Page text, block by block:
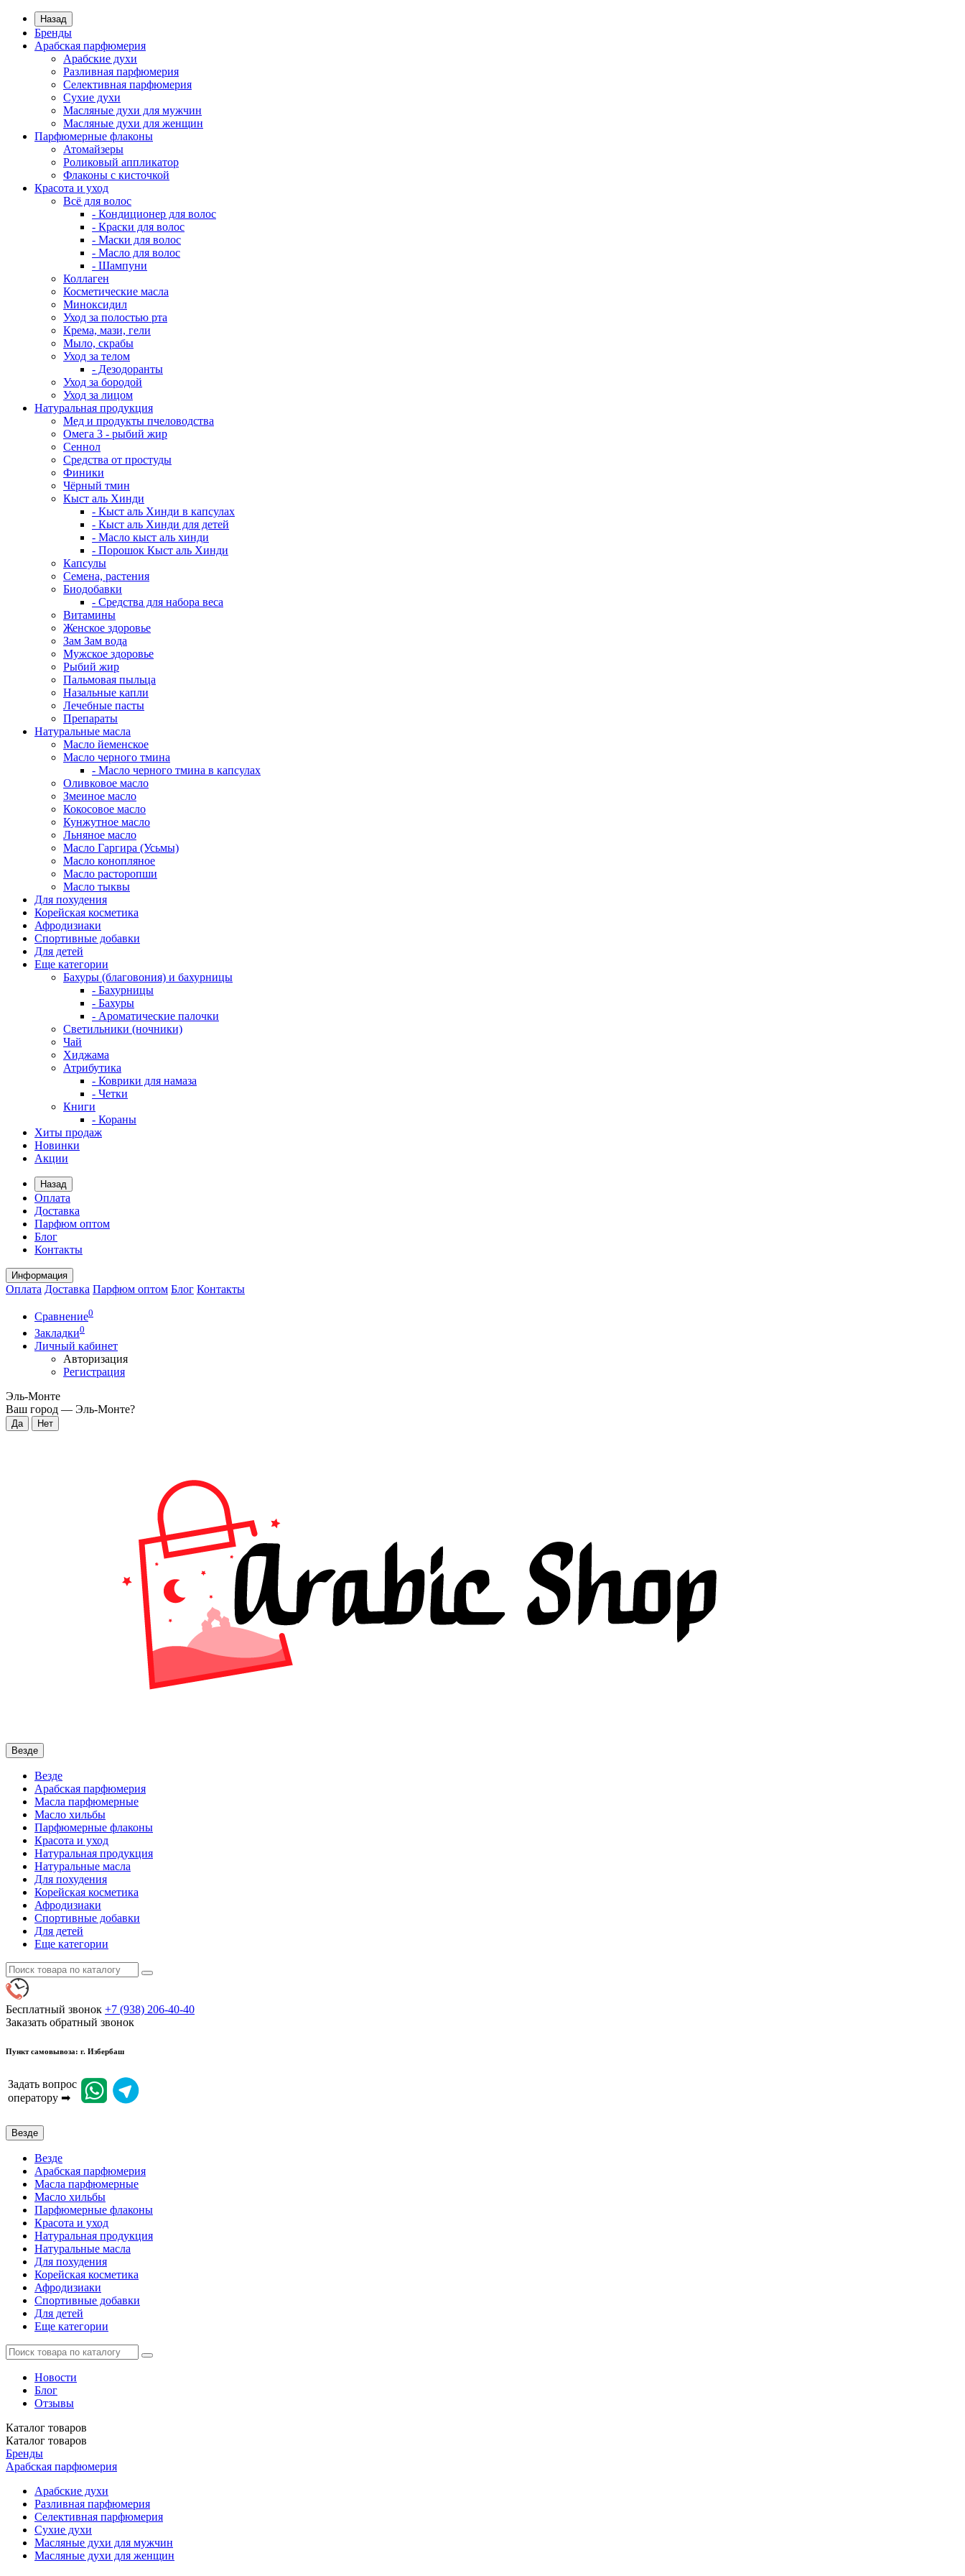
Назад
Бренды
Арабская парфюмерия
Арабские духи
Разливная парфюмерия
Селективная парфюмерия
Сухие духи
Масляные духи для мужчин
Масляные духи для женщин
Парфюмерные флаконы
Атомайзеры
Роликовый аппликатор
Флаконы с кисточкой
Красота и уход
Всё для волос
- Кондиционер для волос
- Краски для волос
- Маски для волос
- Масло для волос
- Шампуни
Коллаген
Косметические масла
Миноксидил
Уход за полостью рта
Крема, мази, гели
Мыло, скрабы
Уход за телом
- Дезодоранты
Уход за бородой
Уход за лицом
Натуральная продукция
Мед и продукты пчеловодства
Омега 3 - рыбий жир
Сеннол
Средства от простуды
Финики
Чёрный тмин
Кыст аль Хинди
- Кыст аль Хинди в капсулах
- Кыст аль Хинди для детей
- Масло кыст аль хинди
- Порошок Кыст аль Хинди
Капсулы
Семена, растения
Биодобавки
- Средства для набора веса
Витамины
Женское здоровье
Зам Зам вода
Мужское здоровье
Рыбий жир
Пальмовая пыльца
Назальные капли
Лечебные пасты
Препараты
Натуральные масла
Масло йеменское
Масло черного тмина
- Масло черного тмина в капсулах
Оливковое масло
Змеиное масло
Кокосовое масло
Кунжутное масло
Льняное масло
Масло Гаргира (Усьмы)
Масло конопляное
Масло расторопши
Масло тыквы
Для похудения
Корейская косметика
Афродизиаки
Спортивные добавки
Для детей
Еще категории
Бахуры (благовония) и бахурницы
- Бахурницы
- Бахуры
- Ароматические палочки
Светильники (ночники)
Чай
Хиджама
Атрибутика
- Коврики для намаза
- Четки
Книги
- Кораны
Хиты продаж
Новинки
Акции
Назад
Оплата
Доставка
Парфюм оптом
Блог
Контакты
Информация
Оплата Доставка Парфюм оптом Блог Контакты
Сравнение0
Закладки0
Личный кабинет
Авторизация
Регистрация
Эль-Монте
Ваш город — Эль-Монте?
Везде
Везде
Арабская парфюмерия
Масла парфюмерные
Масло хильбы
Парфюмерные флаконы
Красота и уход
Натуральная продукция
Натуральные масла
Для похудения
Корейская косметика
Афродизиаки
Спортивные добавки
Для детей
Еще категории
Бесплатный звонок +7 (938) 206-40-40
Заказать обратный звонок
Пункт самовывоза: г. Избербаш
Задать вопрос
оператору ➡
Везде
Везде
Арабская парфюмерия
Масла парфюмерные
Масло хильбы
Парфюмерные флаконы
Красота и уход
Натуральная продукция
Натуральные масла
Для похудения
Корейская косметика
Афродизиаки
Спортивные добавки
Для детей
Еще категории
Новости
Блог
Отзывы
Каталог товаров
Каталог товаров
Бренды
Арабская парфюмерия
Арабские духи
Разливная парфюмерия
Селективная парфюмерия
Сухие духи
Масляные духи для мужчин
Масляные духи для женщин